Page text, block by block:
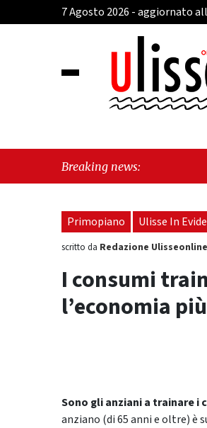
7 Agosto 2026 - aggiornato
Breaking news:
Primopiano Ulisse In
scritto da Redazione Ulisseonline
I consumi
l’economia
Sono gli anziani a trainare i
anziano (di 65 anni e oltre) è